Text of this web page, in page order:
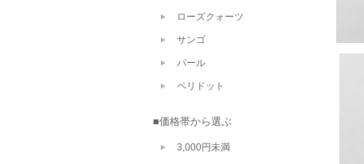
ローズクォーツ
サンゴ
パール
ペリドット
■価格帯から選ぶ
3,000円未満